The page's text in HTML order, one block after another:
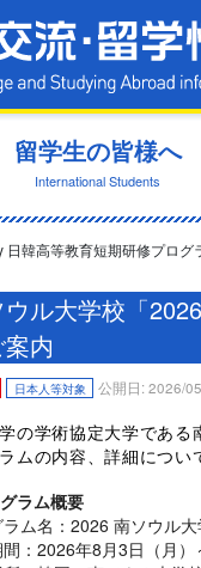
留学生の皆様へ
International Students
韓高等教育短期研修プログ
ル大学校「
内
日本人等対象 公開日: 2026/
の学術協定大学である
ムの内容、詳細につい
ラム概要
ム名： 2026 南ソウル大
： 2026年8月3日（月